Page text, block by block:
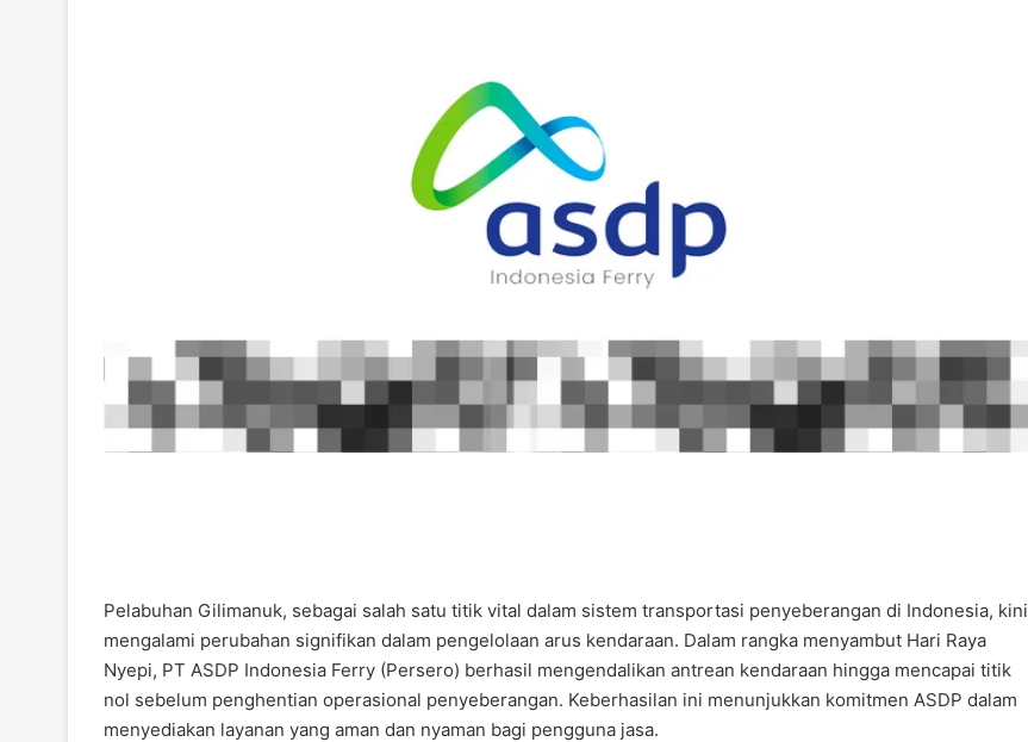
Pelabuhan Gilimanuk, sebagai salah satu titik vital dalam sistem transportasi penyeberangan di Indonesia, kini
mengalami perubahan signifikan dalam pengelolaan arus kendaraan. Dalam rangka menyambut Hari Raya
Nyepi, PT ASDP Indonesia Ferry (Persero) berhasil mengendalikan antrean kendaraan hingga mencapai titik
nol sebelum penghentian operasional penyeberangan. Keberhasilan ini menunjukkan komitmen ASDP dalam
menyediakan layanan yang aman dan nyaman bagi pengguna jasa.